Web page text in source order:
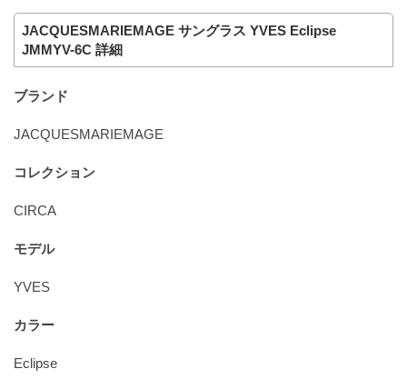
JACQUESMARIEMAGE サングラス YVES Eclipse
JMMYV-6C 詳細
ブランド
JACQUESMARIEMAGE
コレクション
CIRCA
モデル
YVES
カラー
Eclipse